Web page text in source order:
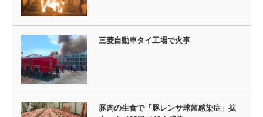
三菱自動車タイ工場で火事
豚肉の生食で「豚レンサ球菌感染症」拡